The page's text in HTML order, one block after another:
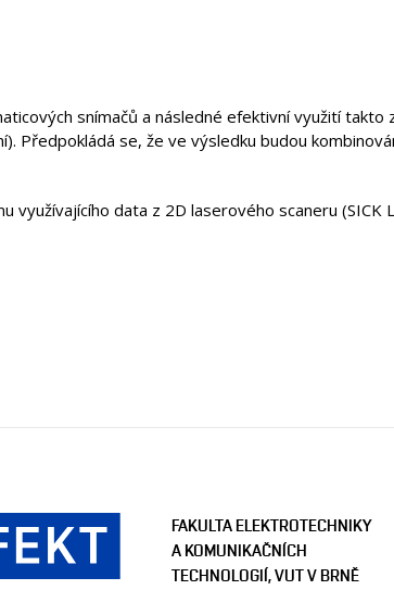
snímačů a následné efektivní využití takto
Předpokládá se, že ve výsledku budou
využívajícího data z 2D laserového scaneru (SICK
FAKULTA ELEKTROTECHNIKY
A KOMUNIKAČNÍCH
TECHNOLOGIÍ, VUT V BRNĚ